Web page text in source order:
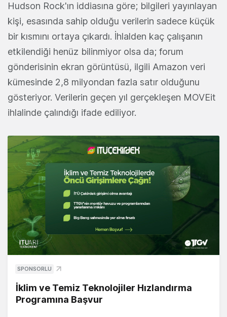
Hudson Rock'ın iddiasına göre; bilgileri yayınlayan
kişi, esasında sahip olduğu verilerin sadece küçük
bir kısmını ortaya çıkardı. İhlalden kaç çalışanın
etkilendiği henüz bilinmiyor olsa da; forum
gönderisinin ekran görüntüsü, ilgili Amazon veri
kümesinde 2,8 milyondan fazla satır olduğunu
gösteriyor. Verilerin geçen yıl gerçekleşen MOVEit
ihlalinde çalındığı ifade ediliyor.
SPONSORLU
İklim ve Temiz Teknolojiler Hızlandırma
Programına Başvur